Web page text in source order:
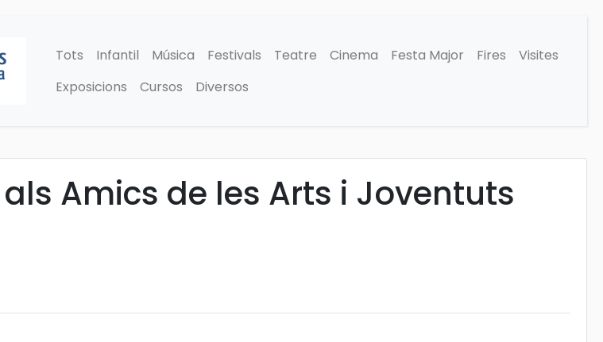
Tots Infantil Música Festivals Teatre Cinema Festa Major Fires
Visites
Exposicions
Cursos Diversos
Amics de les Arts i Joventuts